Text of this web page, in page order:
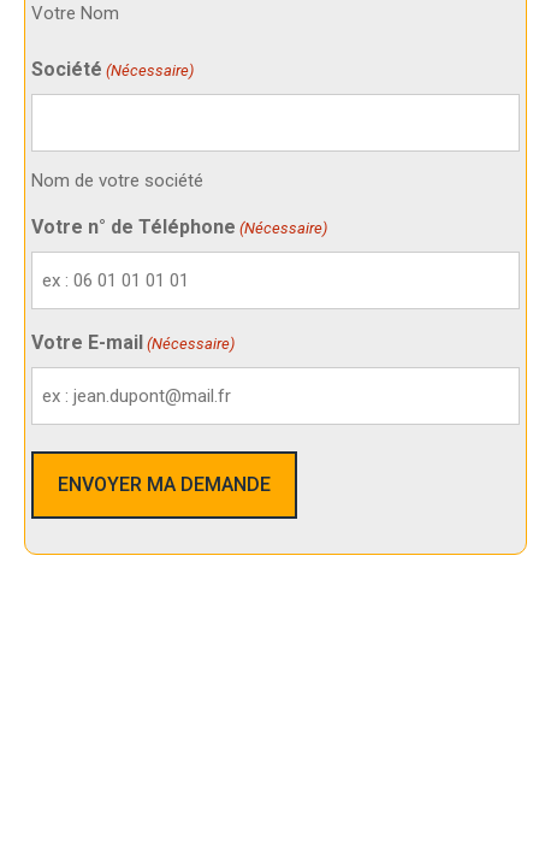
Votre Nom
Société (Nécessaire)
Nom de votre société
Votre n° de Téléphone (Nécessaire)
Votre E-mail (Nécessaire)